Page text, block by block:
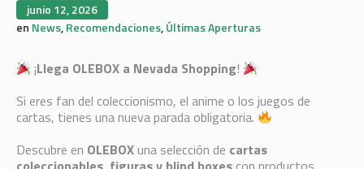
junio 12, 2026
en News,Recomendaciones,Últimas Aperturas
¡Llega OLEBOX a Nevada Shopping!
Si eres fan del coleccionismo, el anime o los juegos de
cartas, tienes una nueva parada obligatoria.
Descubre en OLEBOXuna selección de cartas